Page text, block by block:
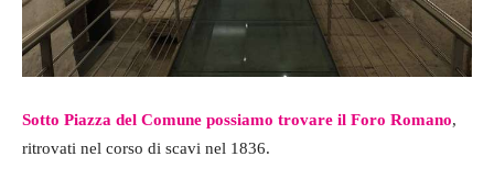
Sotto Piazza del Comune possiamo trovare il Foro Romano,
ritrovati nel corso di scavi nel 1836.